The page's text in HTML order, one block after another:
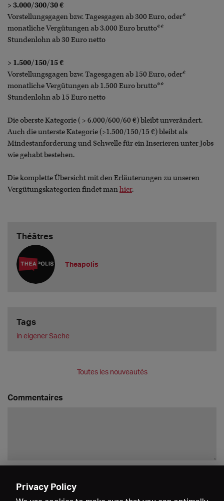
> 3.000/300/30 €
Vorstellungsgagen bzw. Tagesgagen ab 300 Euro, oder*
monatliche Vergütungen ab 3.000 Euro brutto**
Stundenlohn ab 30 Euro netto
> 1.500/150/15 €
Vorstellungsgagen bzw. Tagesgagen ab 150 Euro, oder*
monatliche Vergütungen ab 1.500 Euro brutto**
Stundenlohn ab 15 Euro netto
Die oberste Kategorie ( > 6.000/600/60 €) bleibt unverändert.
Auch die unterste Kategorie (>1.500/150/15 €) bleibt als
Mindestanforderung und Schwelle für ein Inserieren unter Jobs
wie gehabt bestehen.
Die komplette Übersicht mit den Erläuterungen zu unseren
Vergütungskategorien findet manhier.
Théâtres
Theapolis
Tags
in eigener Sache
Toutes les nouveautés
Commentaires
Privacy Policy